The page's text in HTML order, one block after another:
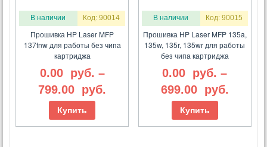
В наличии Код: 90014
Прошивка HP Laser MFP
137fnw для работы без чипа
картриджа
0.00 руб. –
799.00 руб.
Купить
В наличии Код: 90015
Прошивка HP Laser MFP 135a,
135w, 135r, 135wr для работы
без чипа картриджа
0.00 руб. –
699.00 руб.
Купить